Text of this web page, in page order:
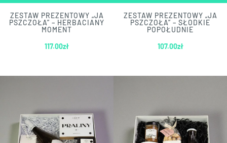
ZESTAW PREZENTOWY „JA
PSZCZOŁA” – HERBACIANY
MOMENT
117.00zł
ZESTAW PREZENTOWY „JA
PSZCZOŁA” – SŁODKIE
POPOŁUDNIE
107.00zł